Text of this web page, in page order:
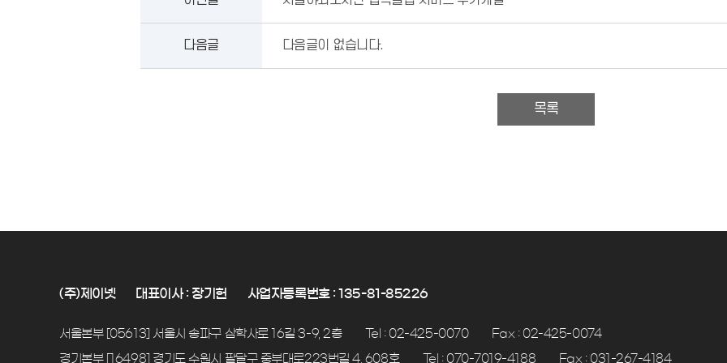
다음글 다음글이 없습니다.
목록
(주)제이넷 대표이사 : 장기헌 사업자등록번호 : 135-81-85226
서울본부 [05613] 서울시 송파구 삼학사로 16길 3-9, 2층 Tel : 02-425-0070 Fax : 02-425-0074
경기본부 [16498] 경기도 수원시 팔달구 중부대로223번길 4, 608호 Tel : 070-7019-4188 Fax : 031-267-4184